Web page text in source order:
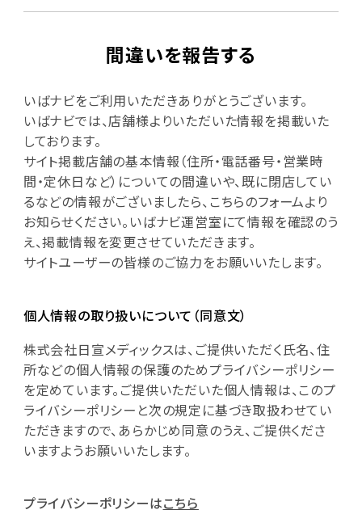
間違いを報告する
いばナビをご利用いただきありがとうございます。
いばナビでは、店舗様よりいただいた情報を掲載いた
しております。
サイト掲載店舗の基本情報（住所・電話番号・営業時
間・定休日など）についての間違いや、既に閉店してい
るなどの情報がございましたら、こちらのフォームより
お知らせください。いばナビ運営室にて情報を確認のう
え、掲載情報を変更させていただきます。
サイトユーザーの皆様のご協力をお願いいたします。
個人情報の取り扱いについて（同意文）
株式会社日宣メディックスは、ご提供いただく氏名、住
所などの個人情報の保護のためプライバシーポリシー
を定めています。ご提供いただいた個人情報は、このプ
ライバシーポリシーと次の規定に基づき取扱わせてい
ただきますので、あらかじめ同意のうえ、ご提供くださ
いますようお願いいたします。
プライバシーポリシーはこちら